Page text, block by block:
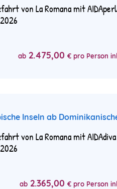
von La Romana mit
ab 2.475,00 € pro Person
Inseln ab
von La Romana mit
ab 2.365,00 € pro Person